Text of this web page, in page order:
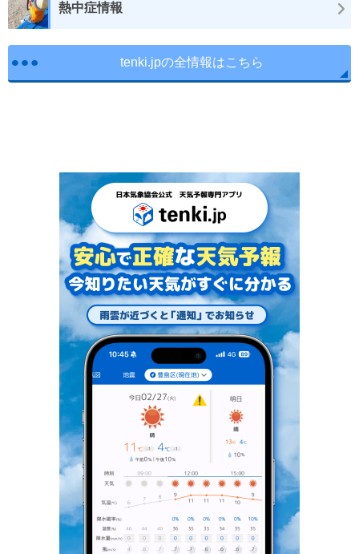
熱中症情報
tenki.jpの全情報はこちら